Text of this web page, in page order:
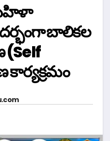
బాలికల
(Self
కార్యక్రమం